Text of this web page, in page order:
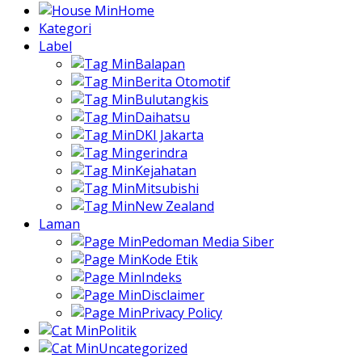
Home
Kategori
Label
Balapan
Berita Otomotif
Bulutangkis
Daihatsu
DKI Jakarta
gerindra
Kejahatan
Mitsubishi
New Zealand
Laman
Pedoman Media Siber
Kode Etik
Indeks
Disclaimer
Privacy Policy
Politik
Uncategorized